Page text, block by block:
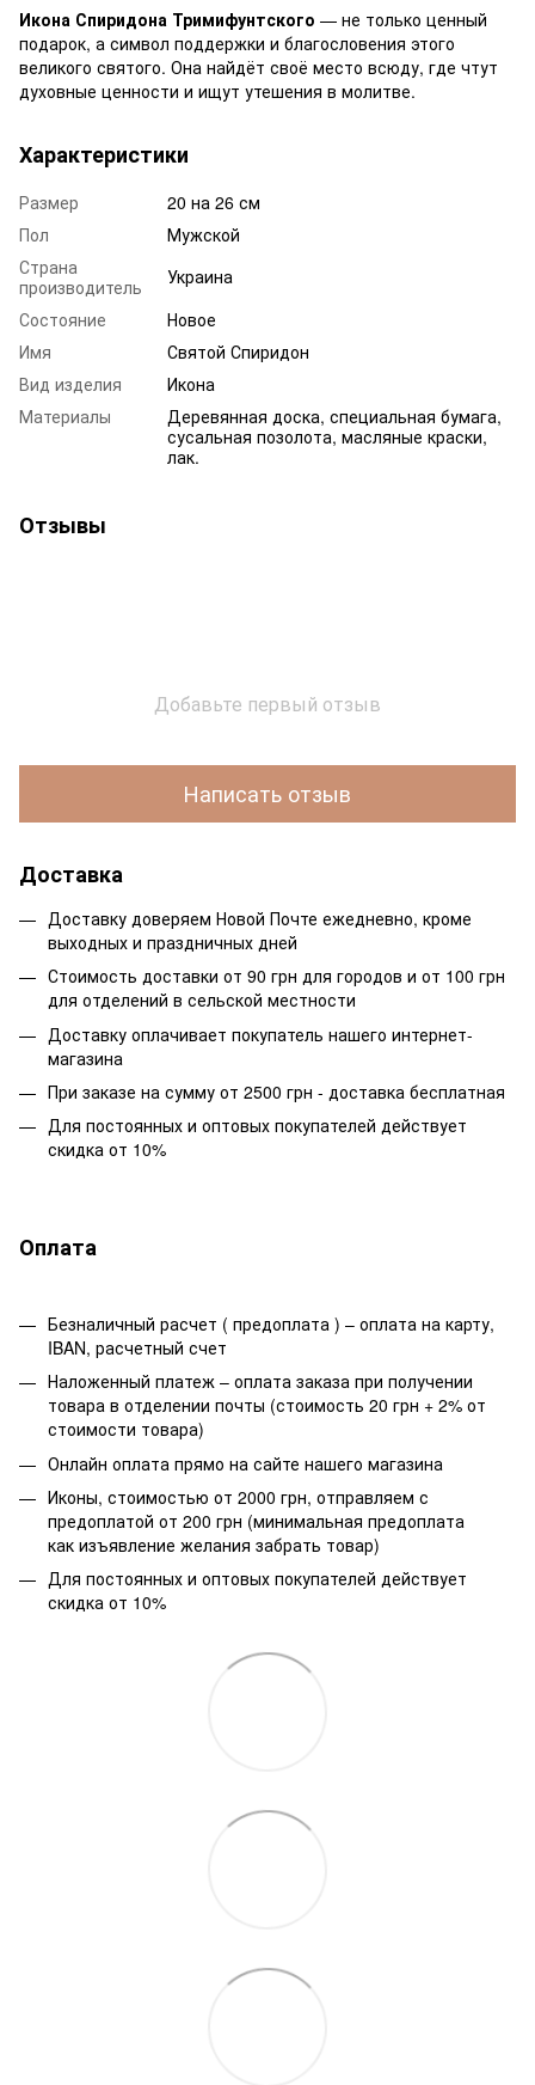
Икона Спиридона Тримифунтского — не только ценный
подарок, а символ поддержки и благословения этого
великого святого. Она найдёт своё место всюду, где чтут
духовные ценности и ищут утешения в молитве.
Характеристики
Размер
20 на 26 см
Пол
Мужской
Страна
производитель
Украина
Состояние
Новое
Имя
Святой Спиридон
Вид изделия
Икона
Материалы
Деревянная доска, специальная бумага,
сусальная позолота, масляные краски,
лак.
Отзывы
Добавьте первый отзыв
Написать отзыв
Доставка
Доставку доверяем Новой Почте ежедневно, кроме
выходных и праздничных дней
Стоимость доставки от 90 грн для городов и от 100 грн
для отделений в сельской местности
Доставку оплачивает покупатель нашего интернет-
магазина
При заказе на сумму от 2500 грн - доставка бесплатная
Для постоянных и оптовых покупателей действует
скидка от 10%
Оплата
Безналичный расчет ( предоплата ) – оплата на карту,
IBAN, расчетный счет
Наложенный платеж – оплата заказа при получении
товара в отделении почты (стоимость 20 грн + 2% от
стоимости товара)
Онлайн оплата прямо на сайте нашего магазина
Иконы, стоимостью от 2000 грн, отправляем с
предоплатой от 200 грн (минимальная предоплата
как изъявление желания забрать товар)
Для постоянных и оптовых покупателей действует
скидка от 10%